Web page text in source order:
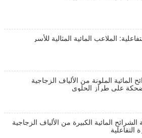
الملاعب المائية المثالية للأسر
المائية الملونة من الألياف الزجاجية
على طراز الحلوى
المائية الكبيرة من الألياف الزجاجية
التفاعلية